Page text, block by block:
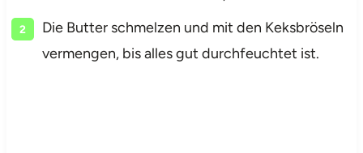
Die Butter schmelzen und mit den Keksbröseln
vermengen, bis alles gut durchfeuchtet ist.